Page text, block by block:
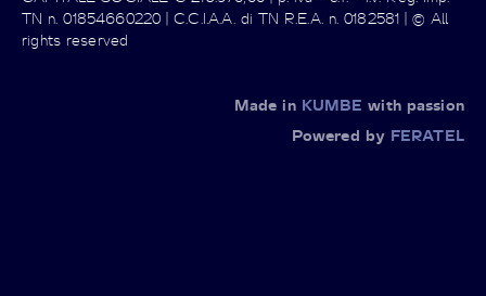
TN n. 01854660220 | C.C.I.A.A. di TN R.E.A. n. 0182581 | © All
rights reserved
Made in KUMBE with passion
Powered by FERATEL